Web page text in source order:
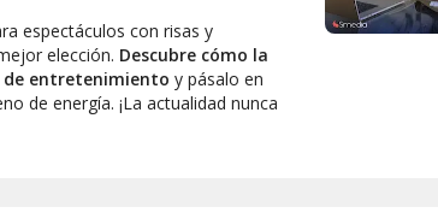
espectáculos con risas y
elección. Descubre cómo la
entretenimiento y pásalo en
de energía. ¡La actualidad nunca